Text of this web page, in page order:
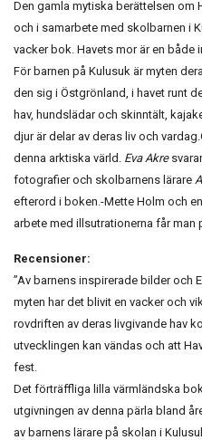
Den gamla mytiska berättelsen om
och i samarbete med skolbarnen i
vacker bok. Havets mor är en
För barnen på Kulusuk är myten
den sig i Östgrönland, i havet runt
hav, hundslädar och skinntält,
djur är delar av deras liv och
denna arktiska värld. EvaAkre
fotografier och skolbarnens lärare
efterord i boken.-Mette Holm och
arbete med illsutrationerna får man
Recensioner:
”Av barnens inspirerade bilder och
myten har det blivit en vacker och
rovdriften av deras livgivande hav
utvecklingen kan vändas och att
fest.
Det förträffliga lilla värmländska
utgivningen av denna pärla bland
av barnens lärare på skolan i